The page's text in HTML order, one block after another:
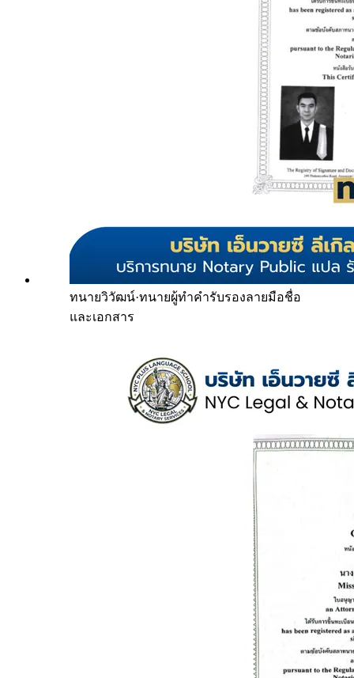
ทนายวิวัฒน์·ทนายผู้ทำคำรับรองลายมือชื่อ
และเอกสาร